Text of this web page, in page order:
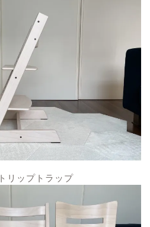
リップトラップ